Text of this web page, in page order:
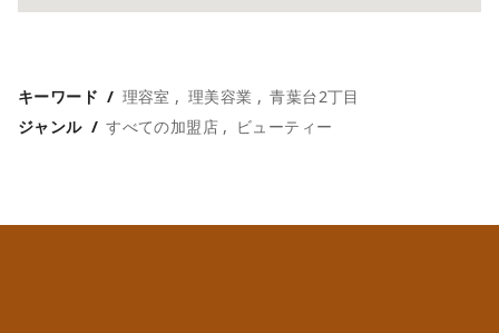
キーワード 理容室 理美容業
青葉台2丁目
ジャンル
すべての加盟店 ビューティー